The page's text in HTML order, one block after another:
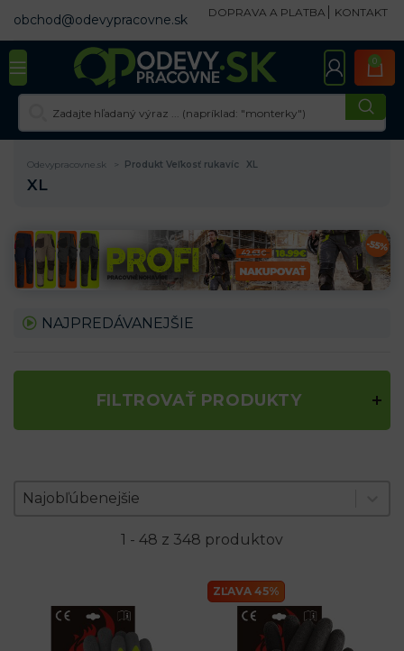
obchod@odevypracovne.sk DOPRAVA A PLATBA KONTAKT
0
Odevypracovne.sk Produkt Veľkosť rukavíc XL
XL
NAJPREDÁVANEJŠIE
FILTROVAŤ PRODUKTY
Zoradenie produktov
Sort content
Najobľúbenejšie
Sort content
1 - 48 z 348 produktov
ZĽAVA 45%